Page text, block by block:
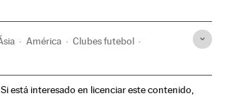
América Clubes futebol
Si está interesado en licenciar este contenido,